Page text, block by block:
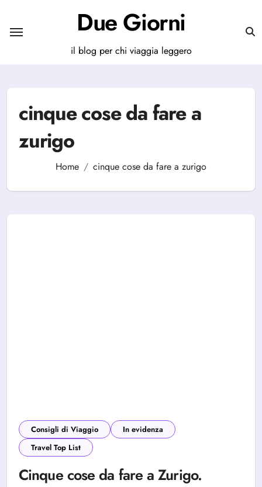
contenuto
Due Giorni
il blog per chi viaggia leggero
cinque cose da fare a
zurigo
Home cinque cose da fare a zurigo
Consigli di Viaggio
In evidenza
Travel Top List
Cinque cose da fare a Zurigo.